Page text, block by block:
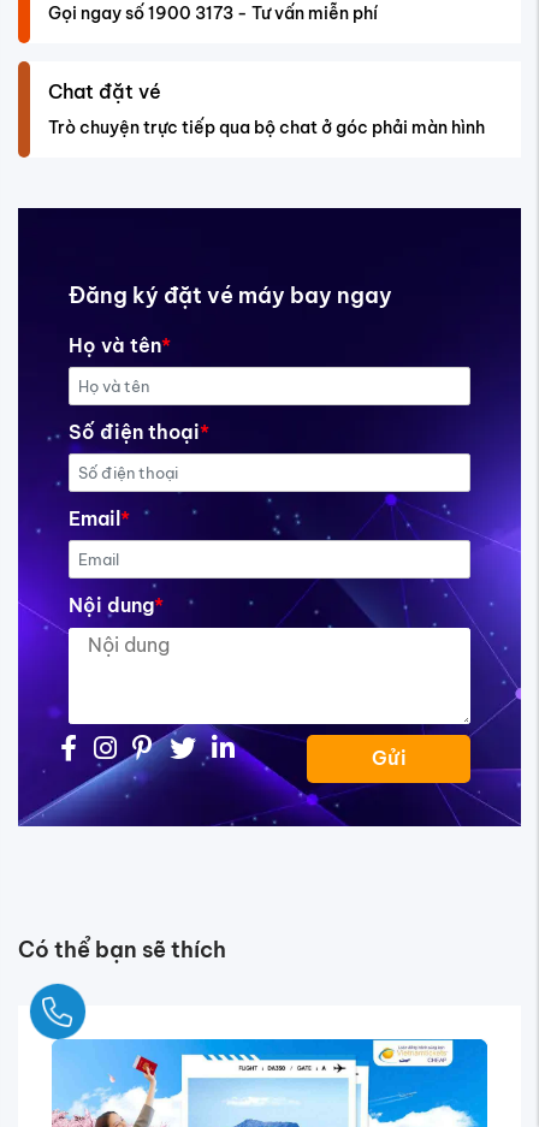
Gọi ngay số 1900 3173 - Tư vấn miễn phí
Chat đặt vé
Trò chuyện trực tiếp qua bộ chat ở góc phải màn hình
Đăng ký đặt vé máy bay ngay
Họ và tên*
Số điện thoại*
Email*
Nội dung*
Gửi
Có thể bạn sẽ thích